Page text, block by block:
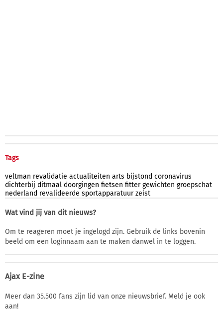
Tags
veltman revalidatie actualiteiten arts bijstond coronavirus
dichterbij ditmaal doorgingen fietsen fitter gewichten groepschat
nederland revalideerde sportapparatuur zeist
Wat vind jij van dit nieuws?
Om te reageren moet je ingelogd zijn. Gebruik de links bovenin
beeld om een loginnaam aan te maken danwel in te loggen.
Ajax E-zine
Meer dan 35.500 fans zijn lid van onze nieuwsbrief. Meld je ook
aan!